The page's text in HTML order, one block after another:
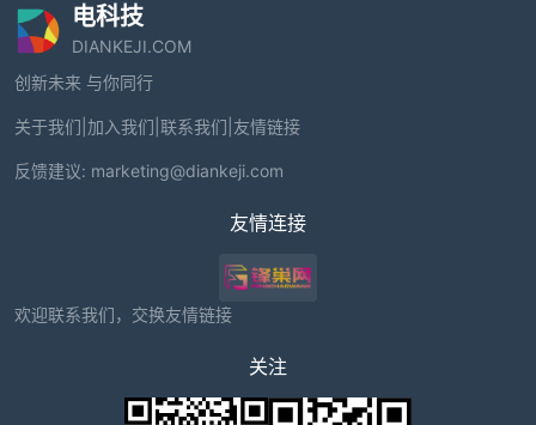
电科技
DIANKEJI.COM
创新未来 与你同行
关于我们 加入我们 联系我们 友情链接
反馈建议: marketing@diankeji.com
友情连接
欢迎联系我们，交换友情链接
关注